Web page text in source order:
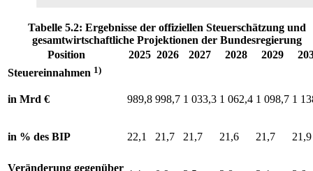
Tabelle 5.2: Ergebnisse der offiziellen Steuerschätzung und
gesamtwirtschaftliche Projektionen der Bundesregierung
Position
2025 2026 2027 2028 2029
Steuereinnahmen 1)
in Mrd € 989,8 998,7 1 033,3 1 062,4 1 098,7 1
in % des BIP 22,1 21,7 21,7 21,6 21,7 21,9
Veränderung gegenüber